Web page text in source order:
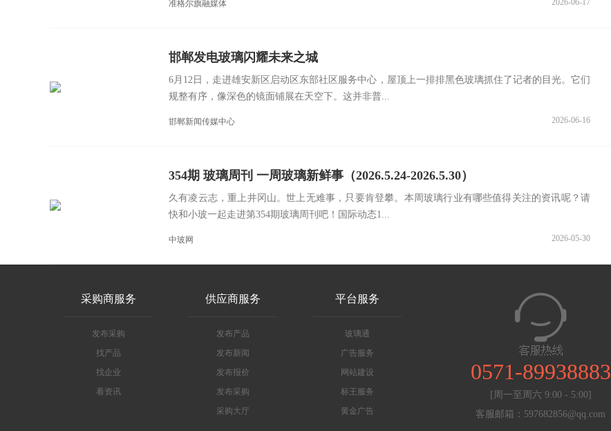
准格尔旗融媒体 2026-06-17
邯郸发电玻璃闪耀未来之城
6月12日，走进雄安新区启动区东部社区服务中心，屋顶上一排排黑色玻璃抓住了记者的目光。它们
规整有序，像深色的镜面铺展在天空下。这并非普...
邯郸新闻传媒中心 2026-06-16
354期 玻璃周刊 一周玻璃新鲜事（2026.5.24-2026.5.30）
久有凌云志，重上井冈山。世上无难事，只要肯登攀。本周玻璃行业有哪些值得关注的资讯呢？请
快和小玻一起走进第354期玻璃周刊吧！国际动态1...
中玻网 2026-05-30
采购商服务
发布采购
找产品
找企业
看资讯
供应商服务
发布产品
发布新闻
发布报价
发布采购
采购大厅
平台服务
玻璃通
广告服务
网站建设
标王服务
黄金广告
0571-89938883
[周一至周六 9:00 - 5:00]
客服邮箱：597682856@qq.com